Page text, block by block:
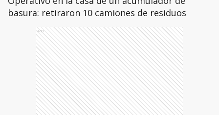
basura: retiraron 10 camiones de residuos
Ads